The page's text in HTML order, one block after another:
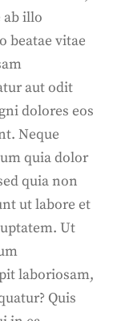
ab illo
beatae vitae
aut odit
dolores eos
Neque
quia dolor
quia non
ut labore et
Ut
laboriosam,
Quis